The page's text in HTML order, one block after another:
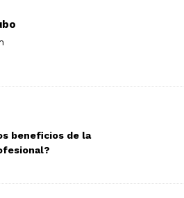
beneficios de la